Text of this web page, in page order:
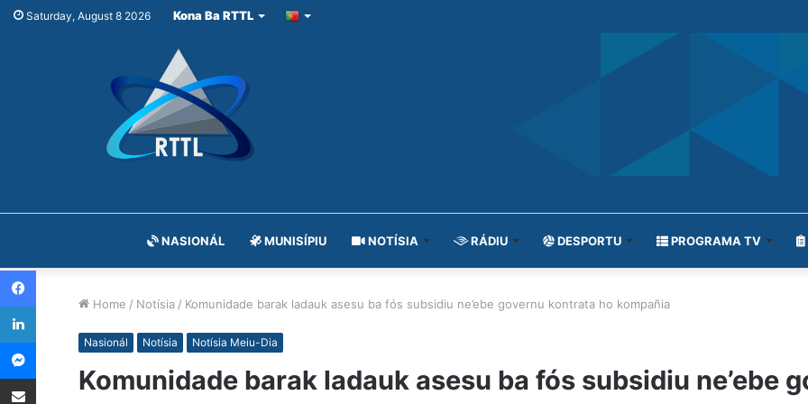
Saturday, August 8 2026 Kona Ba RTTL
NASIONÁL MUNISÍPIU NOTÍSIA RÁDIU DESPORTU PROGRAMA TV
Home / Notísia / Komunidade barak ladauk asesu ba fós subsidiu ne’ebe governu kontrata ho kompañia
Nasionál Notísia Notísia Meiu-Dia
Komunidade barak ladauk asesu ba fós subsidiu ne’ebe
Facebook
LinkedIn
Messenger